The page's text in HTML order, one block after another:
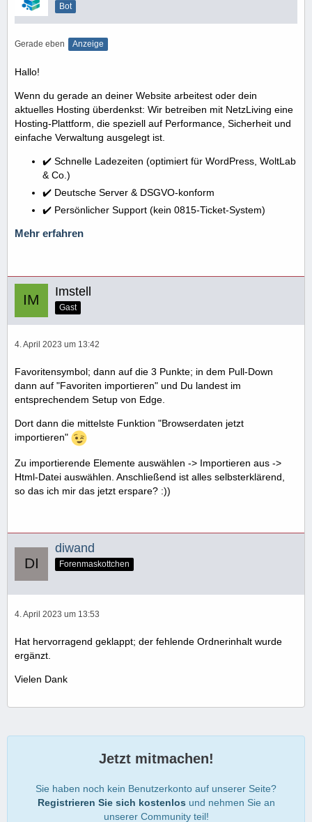
Bot
Gerade eben Anzeige
Hallo!
Wenn du gerade an deiner Website arbeitest oder dein
aktuelles Hosting überdenkst: Wir betreiben mit NetzLiving eine
Hosting-Plattform, die speziell auf Performance, Sicherheit und
einfache Verwaltung ausgelegt ist.
✔️ Schnelle Ladezeiten (optimiert für WordPress, WoltLab
& Co.)
✔️ Deutsche Server & DSGVO-konform
✔️ Persönlicher Support (kein 0815-Ticket-System)
Mehr erfahren
Imstell
Gast
4. April 2023 um 13:42
Favoritensymbol; dann auf die 3 Punkte; in dem Pull-Down
dann auf "Favoriten importieren" und Du landest im
entsprechendem Setup von Edge.
Dort dann die mittelste Funktion "Browserdaten jetzt
importieren"
Zu importierende Elemente auswählen -> Importieren aus ->
Html-Datei auswählen. Anschließend ist alles selbsterklärend,
so das ich mir das jetzt erspare? :))
diwand
Forenmaskottchen
4. April 2023 um 13:53
Hat hervorragend geklappt; der fehlende Ordnerinhalt wurde
ergänzt.
Vielen Dank
Jetzt mitmachen!
Sie haben noch kein Benutzerkonto auf unserer Seite?
Registrieren Sie sich kostenlos und nehmen Sie an
unserer Community teil!